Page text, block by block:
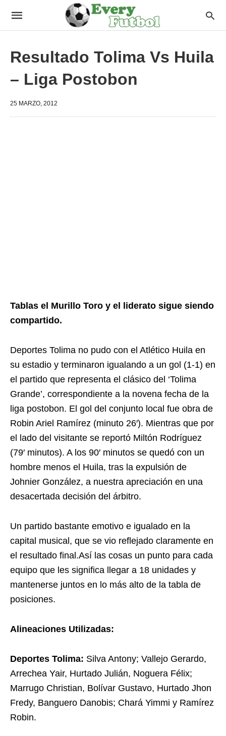
Resultado Tolima Vs Huila
– Liga Postobon
25 MARZO, 2012
Tablas el Murillo Toro y el liderato sigue siendo
compartido.
Deportes Tolima no pudo con el Atlético Huila en
su estadio y terminaron igualando a un gol (1-1) en
el partido que representa el clásico del ‘Tolima
Grande’, correspondiente a la novena fecha de la
liga postobon. El gol del conjunto local fue obra de
Robin Ariel Ramírez (minuto 26′). Mientras que por
el lado del visitante se reportó Miltón Rodríguez
(79′ minutos). A los 90′ minutos se quedó con un
hombre menos el Huila, tras la expulsión de
Johnier González, a nuestra apreciación en una
desacertada decisión del árbitro.
Un partido bastante emotivo e igualado en la
capital musical, que se vio reflejado claramente en
el resultado final.Así las cosas un punto para cada
equipo que les significa llegar a 18 unidades y
mantenerse juntos en lo más alto de la tabla de
posiciones.
Alineaciones Utilizadas:
Deportes Tolima: Silva Antony; Vallejo Gerardo,
Arrechea Yair, Hurtado Julián, Noguera Félix;
Marrugo Christian, Bolívar Gustavo, Hurtado Jhon
Fredy, Banguero Danobis; Chará Yimmi y Ramírez
Robin.